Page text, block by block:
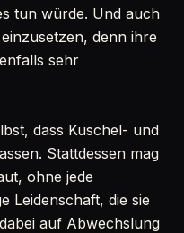
tun würde. Und auch
denn ihre
sehr
dass Kuschel- und
Stattdessen mag
ohne jede
Leidenschaft, die sie
auf Abwechslung